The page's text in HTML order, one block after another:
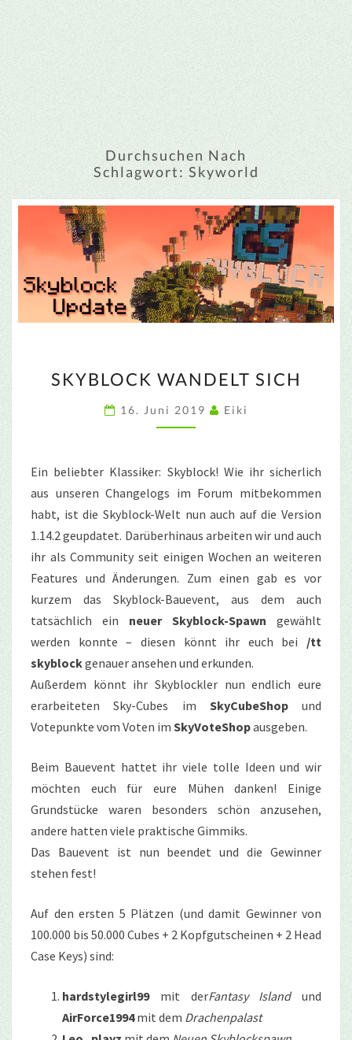
Durchsuchen Nach
Schlagwort: Skyworld
WANDELT
SICH
SKYBLOCK WANDELT SICH
16. Juni 2019 Eiki
Ein beliebter Klassiker: Skyblock! Wie ihr sicherlich
aus unseren Changelogs im Forum mitbekommen
habt, ist die Skyblock-Welt nun auch auf die Version
1.14.2 geupdatet. Darüberhinaus arbeiten wir und auch
ihr als Community seit einigen Wochen an weiteren
Features und Änderungen. Zum einen gab es vor
kurzem das Skyblock-Bauevent, aus dem auch
tatsächlich ein neuer Skyblock-Spawn gewählt
werden konnte – diesen könnt ihr euch bei /tt
skyblockgenauer ansehen und erkunden.
Außerdem könnt ihr Skyblockler nun endlich eure
erarbeiteten Sky-Cubes im SkyCubeShopund
Votepunkte vom Voten im SkyVoteShopausgeben.
Beim Bauevent hattet ihr viele tolle Ideen und wir
möchten euch für eure Mühen danken! Einige
Grundstücke waren besonders schön anzusehen,
andere hatten viele praktische Gimmiks.
Das Bauevent ist nun beendet und die Gewinner
stehen fest!
Auf den ersten 5 Plätzen (und damit Gewinner von
100.000 bis 50.000 Cubes + 2 Kopfgutscheinen + 2 Head
Case Keys) sind:
hardstylegirl99 mit derFantasy Islandund
AirForce1994mit dem Drachenpalast